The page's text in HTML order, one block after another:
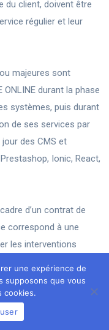
du client, doivent être
régulier et leur
majeures sont
durant la phase
systèmes, puis durant
de ses services par
jour des CMS et
Ionic, React,
d’un contrat de
correspond à une
les interventions
sites internet « vitrines
systèmes ou
la maintenance
une expérience de
supposons que vous
cookies.